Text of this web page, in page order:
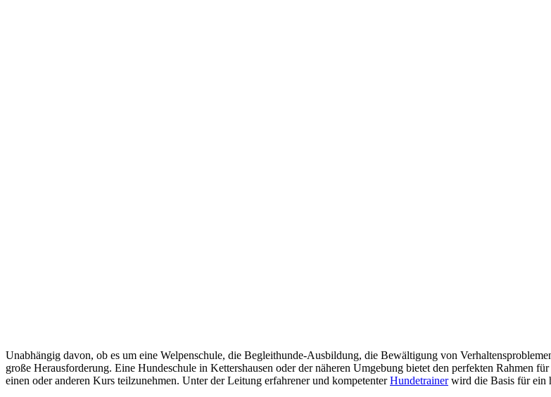
Unabhängig davon, ob es um eine Welpenschule, die Begleithunde-Ausbildung, die Bewältigung von
große Herausforderung. Eine Hundeschule in Kettershausen oder der näheren Umgebung bietet den perfekten Rahmen
einen oder anderen Kurs teilzunehmen. Unter der Leitung erfahrener und kompetenterHundetrainerwird die Basis für ein